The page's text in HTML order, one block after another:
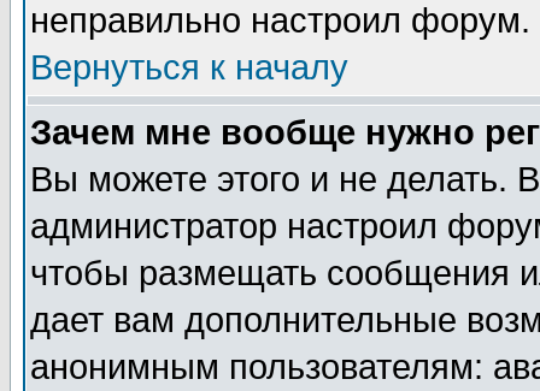
неправильно настроил форум.
Вернуться к началу
Зачем мне вообще нужно
Вы можете этого и не делать.
администратор настроил
чтобы размещать сообщения
дает вам дополнительные
анонимным пользователям: